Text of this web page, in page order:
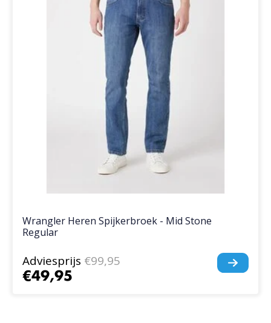
Wrangler Heren Spijkerbroek - Mid Stone
Regular
Adviesprijs €99,95
€49,95